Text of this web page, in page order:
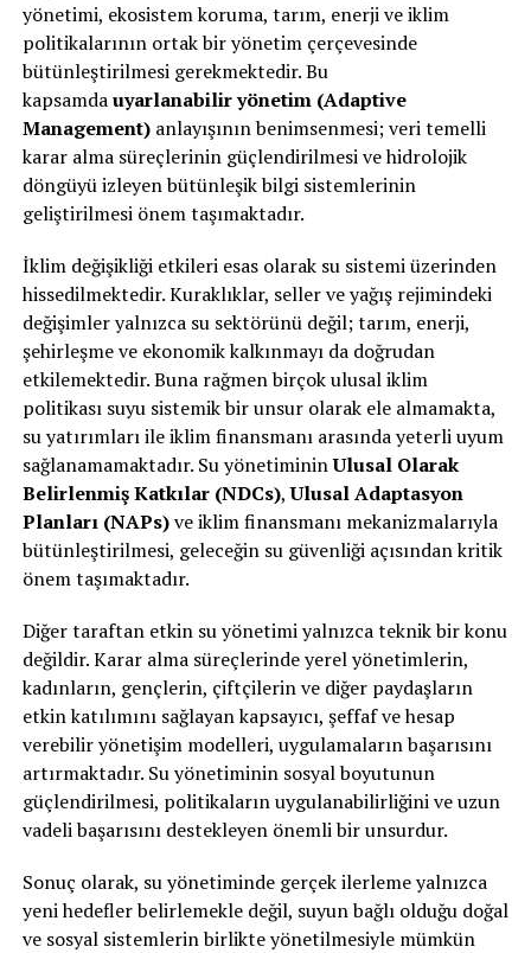
yönetimi, ekosistem koruma, tarım, enerji ve iklim
politikalarının ortak bir yönetim çerçevesinde
bütünleştirilmesi gerekmektedir. Bu
kapsamdauyarlanabilir yönetim (Adaptive
Management)anlayışının benimsenmesi; veri temelli
karar alma süreçlerinin güçlendirilmesi ve hidrolojik
döngüyü izleyen bütünleşik bilgi sistemlerinin
geliştirilmesi önem taşımaktadır.
İklim değişikliği etkileri esas olarak su sistemi üzerinden
hissedilmektedir. Kuraklıklar, seller ve yağış rejimindeki
değişimler yalnızca su sektörünü değil; tarım, enerji,
şehirleşme ve ekonomik kalkınmayı da doğrudan
etkilemektedir. Buna rağmen birçok ulusal iklim
politikası suyu sistemik bir unsur olarak ele almamakta,
su yatırımları ile iklim finansmanı arasında yeterli uyum
sağlanamamaktadır. Su yönetimininUlusal Olarak
Belirlenmiş Katkılar (NDCs),Ulusal Adaptasyon
Planları (NAPs)ve iklim finansmanı mekanizmalarıyla
bütünleştirilmesi, geleceğin su güvenliği açısından kritik
önem taşımaktadır.
Diğer taraftan etkin su yönetimi yalnızca teknik bir konu
değildir. Karar alma süreçlerinde yerel yönetimlerin,
kadınların, gençlerin, çiftçilerin ve diğer paydaşların
etkin katılımını sağlayan kapsayıcı, şeffaf ve hesap
verebilir yönetişim modelleri, uygulamaların başarısını
artırmaktadır. Su yönetiminin sosyal boyutunun
güçlendirilmesi, politikaların uygulanabilirliğini ve uzun
vadeli başarısını destekleyen önemli bir unsurdur.
Sonuç olarak, su yönetiminde gerçek ilerleme yalnızca
yeni hedefler belirlemekle değil, suyun bağlı olduğu doğal
ve sosyal sistemlerin birlikte yönetilmesiyle mümkün